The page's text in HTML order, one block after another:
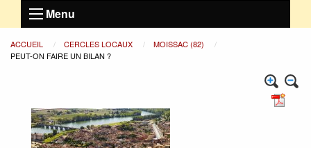
Menu
ACCUEIL CERCLES LOCAUX
MOISSAC (82)
PEUT-ON FAIRE UN BILAN ?